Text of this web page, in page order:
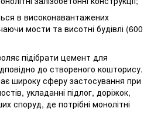
в високонавантажених
мости та висотні будівлі (600
підібрати цемент для
до створеного кошторису.
широку сферу застосування при
укладанні підлог, доріжок,
споруд, де потрібні монолітні